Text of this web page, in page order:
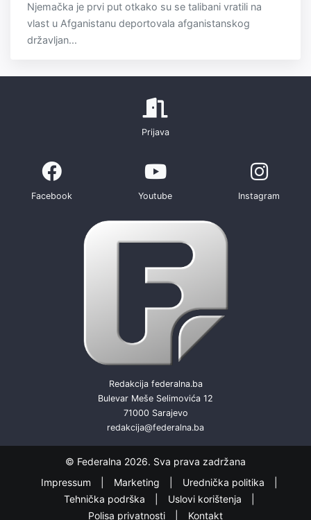
Njemačka je prvi put otkako su se talibani vratili na
vlast u Afganistanu deportovala afganistanskog
državljan...
Prijava
Facebook Youtube Instagram
Redakcija federalna.ba
Bulevar Meše Selimovića 12
71000 Sarajevo
redakcija@federalna.ba
© Federalna 2026. Sva prava zadržana
Impressum
Marketing
Urednička politika
Tehnička podrška
Uslovi korištenja
Polisa privatnosti
Kontakt